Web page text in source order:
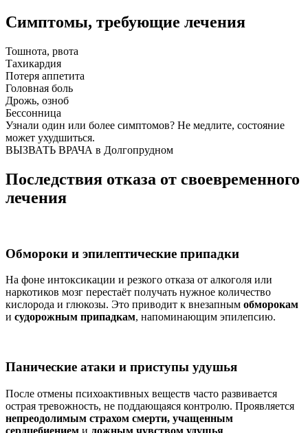
Симптомы, требующие лечения
Тошнота, рвота
Тахикардия
Потеря аппетита
Головная боль
Дрожь, озноб
Бессонница
Узнали один или более симптомов? Не медлите, состояние
может ухудшиться.
ВЫЗВАТЬ ВРАЧА в Долгопрудном
Последствия отказа от своевременного
лечения
Обмороки и эпилептические припадки
На фоне интоксикации и резкого отказа от алкоголя или
наркотиков мозг перестаёт получать нужное количество
кислорода и глюкозы. Это приводит к внезапным обморокам
и судорожным припадкам, напоминающим эпилепсию.
Панические атаки и приступы удушья
После отмены психоактивных веществ часто развивается
острая тревожность, не поддающаяся контролю. Проявляется
непреодолимым страхом смерти, учащенным
сердцебиением и ложным чувством удушья